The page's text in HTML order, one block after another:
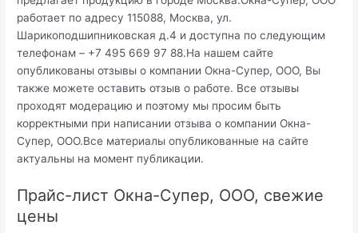
работает по адресу 115088, Москва, ул.
Шарикоподшипниковская д.4 и доступна по следующим
телефонам – +7 495 669 97 88.На нашем сайте
опубликованы отзывы о компании Окна-Супер, ООО, Вы
также можете оставить отзыв о работе. Все отзывы
проходят модерацию и поэтому мы просим быть
корректными при написании отзыва о компании Окна-
Супер, ООО.Все материалы опубликованные на сайте
актуальны на момент публикации.
Прайс-лист Окна-Супер, ООО, свежие
цены